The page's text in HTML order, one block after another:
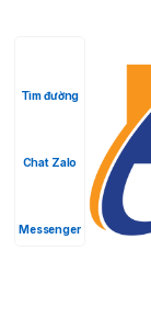
Tìm đường
Chat Zalo
Messenger